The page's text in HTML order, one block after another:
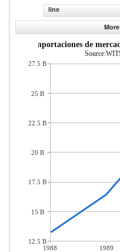
line
Importaciones de
1988 1989
27.5 B
25 B
22.5 B
20 B
17.5 B
15 B
12.5 B